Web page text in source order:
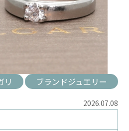
リ ブランドジュエリー
2026.07.08